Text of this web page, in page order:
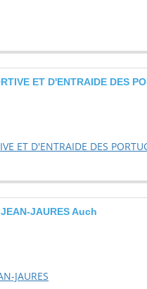
ET D'ENTRAIDE DES
ET D'ENTRAIDE DES
JAURES Auch
JAURES